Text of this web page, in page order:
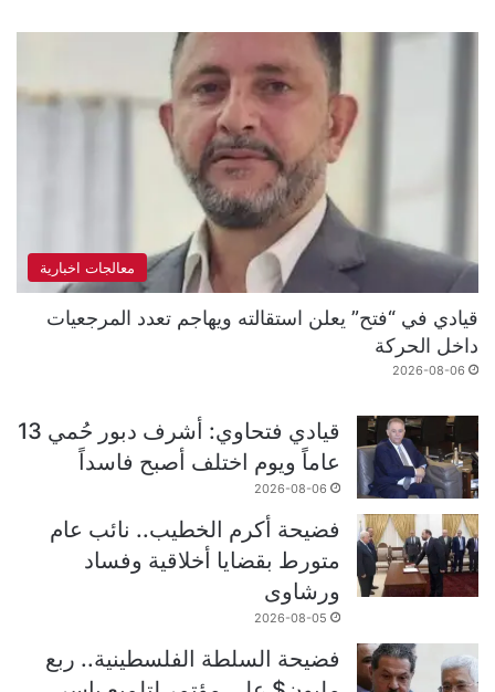
معالجات اخبارية
قيادي في “فتح” يعلن استقالته ويهاجم تعدد المرجعيات
داخل الحركة
2026-08-06
قيادي فتحاوي: أشرف دبور حُمي 13
عاماً ويوم اختلف أصبح فاسداً
2026-08-06
فضيحة أكرم الخطيب.. نائب عام
متورط بقضايا أخلاقية وفساد
ورشاوى
2026-08-05
فضيحة السلطة الفلسطينية.. ربع